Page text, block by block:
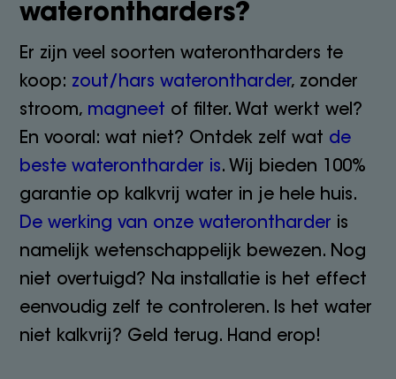
waterontharders?
Er zijn veel soorten waterontharders te
koop: zout/hars waterontharder, zonder
stroom, magneet of filter. Wat werkt wel?
En vooral: wat niet? Ontdek zelf wat de
beste waterontharder is. Wij bieden 100%
garantie op kalkvrij water in je hele huis.
De werking van onze waterontharder is
namelijk wetenschappelijk bewezen. Nog
niet overtuigd? Na installatie is het effect
eenvoudig zelf te controleren. Is het water
niet kalkvrij? Geld terug. Hand erop!